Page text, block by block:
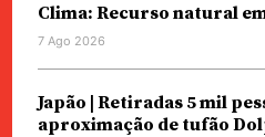
Clima: Recurso natural
7 Ago 2026
Japão | Retiradas 5 mil
aproximação de tufão